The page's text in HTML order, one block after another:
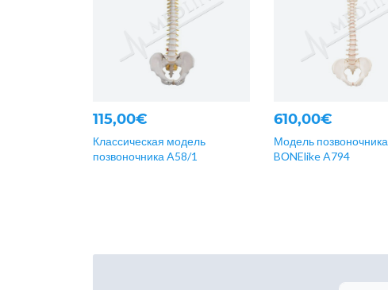
115,00€
Классическая модель
позвоночника A58/1
610,00€
Модель позвоночника
BОNElike A794